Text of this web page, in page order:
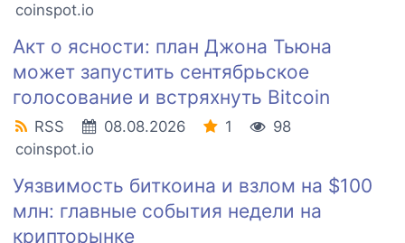
coinspot.io
Акт о ясности: план Джона Тьюна
может запустить сентябрьское
голосование и встряхнуть Bitcoin
RSS 08.08.2026 1
98
coinspot.io
Уязвимость биткоина и взлом на $100
млн: главные события недели на
крипторынке